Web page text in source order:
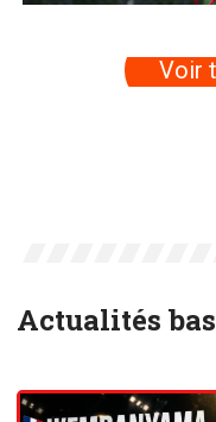
Voir
Actualités